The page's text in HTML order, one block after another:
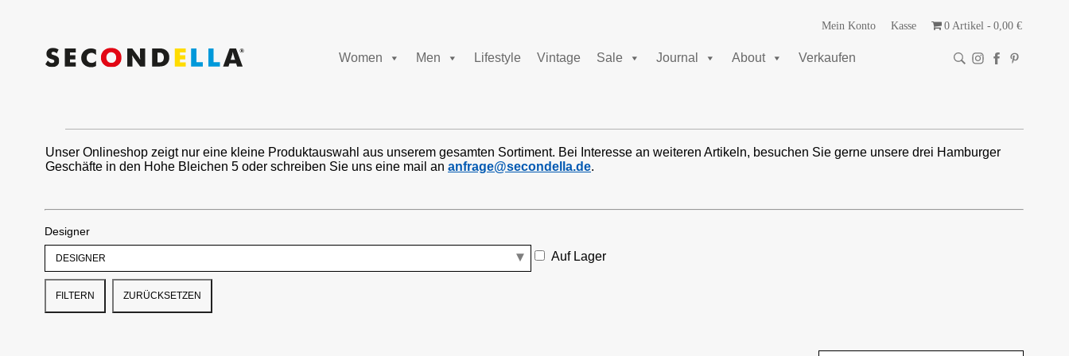
Mein Konto Kasse 0 Artikel 0,00 €
Women Men Lifestyle Vintage Sale Journal About Verkaufen
Unser Onlineshop zeigt nur eine kleine Produktauswahl aus unserem gesamten Sortiment. Bei Interesse an weiteren Artikeln, besuchen Sie gerne unsere drei Hamburger
Geschäfte in den Hohe Bleichen 5 oder schreiben Sie uns eine mail an anfrage@secondella.de.
Designer
Auf Lager
ZURÜCKSETZEN
FILTERN